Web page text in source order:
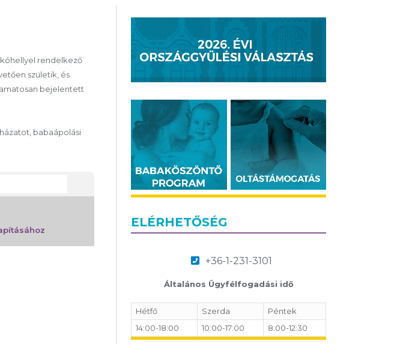
rendelkező
születik, és
bejelentett
babaápolási
ELÉRHETŐSÉG
+36-1-231-3101
Általános Ügyfélfogadási idő
Hétfő Szerda
Péntek
14:00-18:00
10:00-17:00 8:00-12:30